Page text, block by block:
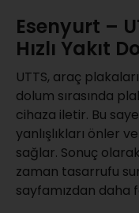
Esenyurt –
Hızlı Yakıt
UTTS, araç
dolum sırasında
cihaza iletir. Bu
yanlışlıkları önler
sağlar. Sonuç
zaman tasarrufu
sayfamızdan daha